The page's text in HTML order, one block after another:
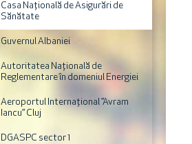
Casa Națională de Asigurări de
Sănătate
Guvernul Albaniei
Autoritatea Națională de
Reglementare în domeniul Energiei
Aeroportul Internaţional ”Avram
Iancu” Cluj
DGASPC sector 1